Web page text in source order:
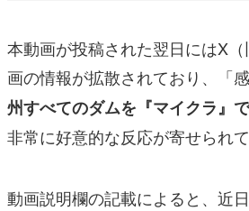
本動画が投稿された翌日にはX
画の情報が拡散されており、「
州すべてのダムを『マイクラ』
非常に好意的な反応が寄せられて
動画説明欄の記載によると、近